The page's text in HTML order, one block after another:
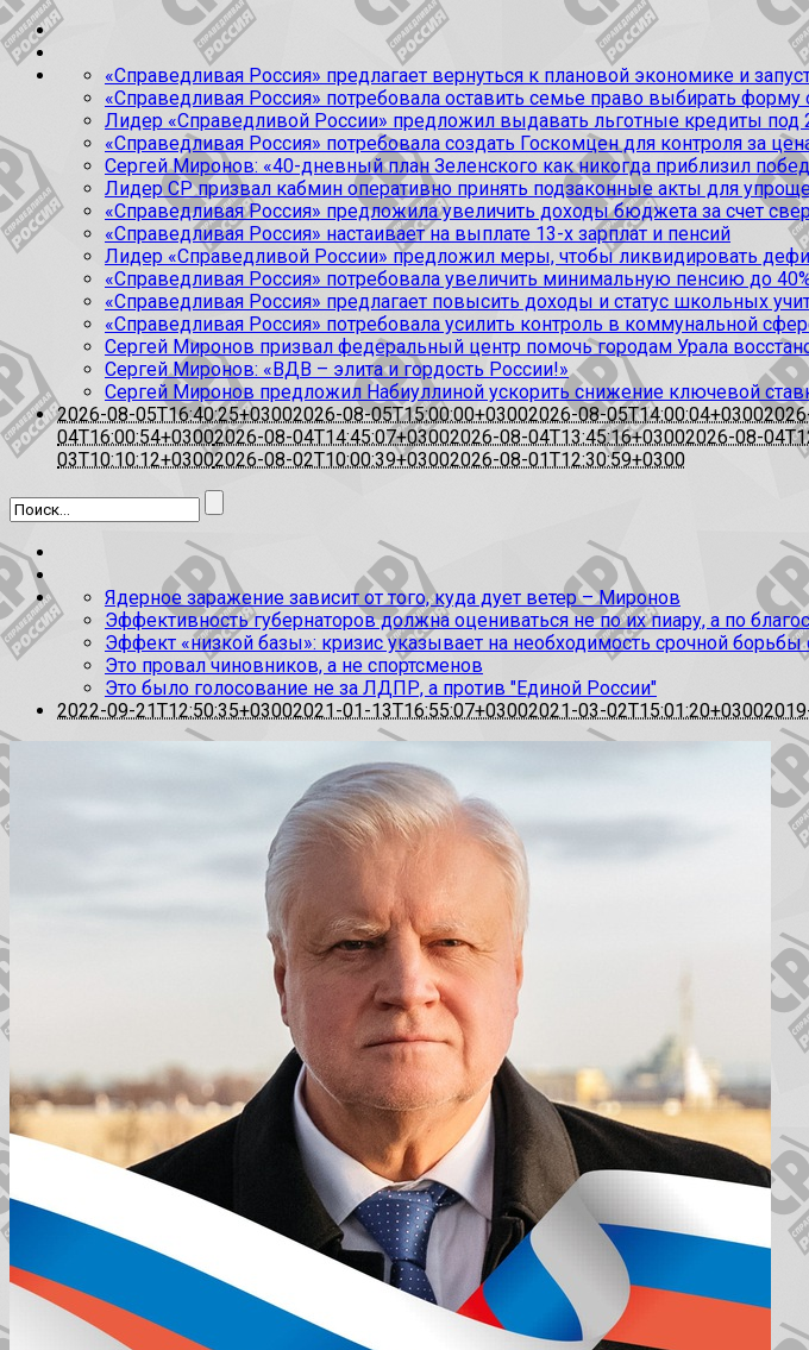
«Справедливая Россия» предлагает вернуться к плановой экономике и
«Справедливая Россия» потребовала оставить семье право выбирать форму
Лидер «Справедливой России» предложил выдавать льготные кредиты под
«Справедливая Россия» потребовала создать Госкомцен для контроля за
Сергей Миронов: «40-дневный план Зеленского как никогда приблизил
Лидер СР призвал кабмин оперативно принять подзаконные акты для
«Справедливая Россия» предложила увеличить доходы бюджета за счет
«Справедливая Россия» настаивает на выплате 13-х зарплат и пенсий
Лидер «Справедливой России» предложил меры, чтобы ликвидировать
«Справедливая Россия» потребовала увеличить минимальную пенсию до 40%
«Справедливая Россия» предлагает повысить доходы и статус школьных
«Справедливая Россия» потребовала усилить контроль в коммунальной
Сергей Миронов призвал федеральный центр помочь городам Урала
Сергей Миронов: «ВДВ – элита и гордость России!»
Сергей Миронов предложил Набиуллиной ускорить снижение ключевой
2026-08-05T16:40:25+03002026-08-05T15:00:00+03002026-08-05T14:00:04+0300
04T16:00:54+03002026-08-04T14:45:07+03002026-08-04T13:45:16+03002026-08-
03T10:10:12+03002026-08-02T10:00:39+03002026-08-01T12:30:59+0300
Ядерное заражение зависит от того, куда дует ветер – Миронов
Эффективность губернаторов должна оцениваться не по их пиару, а по
Эффект «низкой базы»: кризис указывает на необходимость срочной
Это провал чиновников, а не спортсменов
Это было голосование не за ЛДПР, а против "Единой России"
2022-09-21T12:50:35+03002021-01-13T16:55:07+03002021-03-02T15:01:20+0300